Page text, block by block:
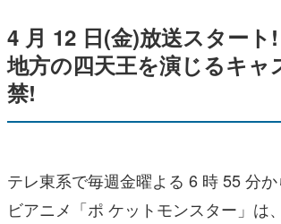
4 月 12 日(金)放送スタート
地方の四天王を演じるキャ
禁!
テレ東系で毎週金曜よる 6 時 55 分
ビアニメ「ポ ケットモンスター」は